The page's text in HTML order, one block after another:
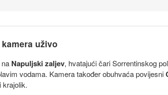
uživo
Napuljski zaljev, hvatajući čari Sorrentinskog
vodama. Kamera također obuhvaća povijesni
krajolik.